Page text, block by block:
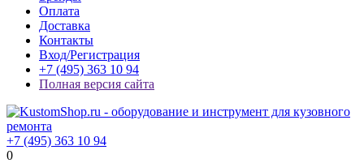
Оплата
Доставка
Контакты
Вход/Регистрация
+7 (495) 363 10 94
Полная версия сайта
+7 (495) 363 10 94
0